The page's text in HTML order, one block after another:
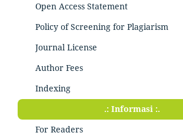
Open Access Statement
Policy of Screening for Plagiarism
Journal License
Author Fees
Indexing
.: Informasi :.
For Readers